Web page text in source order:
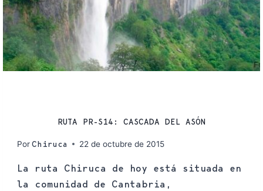
RUTA PR-S14: CASCADA DEL ASÓN
PorChiruca 22 de octubre de 2015
La ruta Chiruca de hoy está situada en
la comunidad de Cantabria,